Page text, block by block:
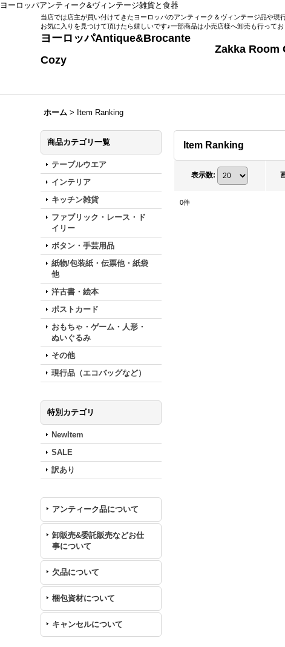
ヨーロッパアンティーク&ヴィンテージ雑貨と食器
当店では店主が買い付けてきたヨーロッパのアンティーク＆ヴィンテージ品や現
お気に入りを見つけて頂けたら嬉しいです♪一部商品は小売店様へ卸売も行って
ヨーロッパ
Zakka Room
Cozy
ホーム > Item Ranking
商品カテゴリ一覧
テーブルウエア
インテリア
キッチン雑貨
ファブリック・レース・ド
イリー
ボタン・手芸用品
紙物/包装紙・伝票他・紙袋
他
洋古書・絵本
ポストカード
おもちゃ・ゲーム・人形・
ぬいぐるみ
その他
現行品（エコバッグなど）
特別カテゴリ
NewItem
SALE
訳あり
アンティーク品について
卸販売&委託販売などお仕
事について
欠品について
梱包資材について
キャンセルについて
Item Ranking
表示数:
0件